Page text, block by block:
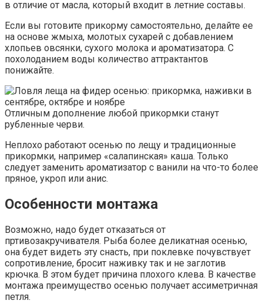
в отличие от масла, который входит в летние составы.
Если вы готовите прикорму самостоятельно, делайте ее
на основе жмыха, молотых сухарей с добавлением
хлопьев овсянки, сухого молока и ароматизатора. С
похолоданием воды количество аттрактантов
понижайте.
Отличным дополнение любой прикормки станут
рубленные черви.
Неплохо работают осенью по лещу и традиционные
прикормки, например «салапинская» каша. Только
следует заменить ароматизатор с ванили на что-то более
пряное, укроп или анис.
Особенности монтажа
Возможно, надо будет отказаться от
пртивозакручивателя. Рыба более деликатная осенью,
она будет видеть эту снасть, при поклевке почувствует
сопротивление, бросит наживку так и не заглотив
крючка. В этом будет причина плохого клева. В качестве
монтажа преимущество осенью получает ассиметричная
петля.